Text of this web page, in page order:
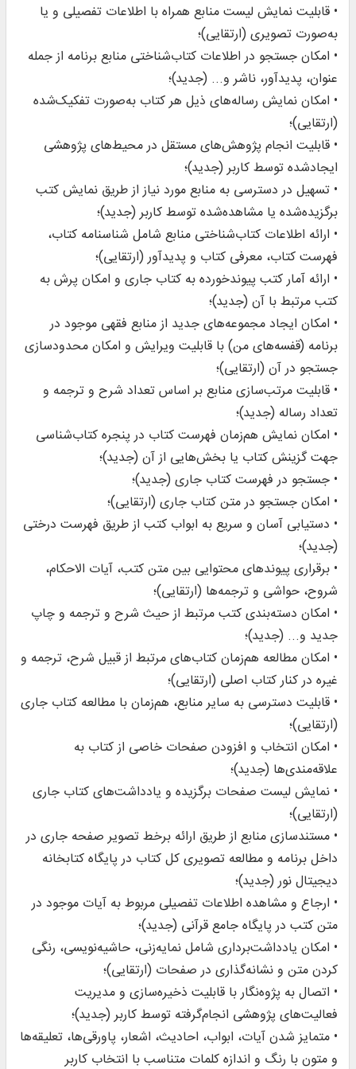
• قابلیت نمایش لیست منابع همراه با اطلاعات تفصیلی و یا
به‌صورت تصویری (ارتقایی)؛
• امکان جستجو در اطلاعات کتاب‌شناختی منابع برنامه از جمله
عنوان، پدیدآور، ناشر و... (جدید)؛
• امکان نمایش رساله‌های ذیل هر کتاب به‌صورت تفکیک‌شده
(ارتقایی)؛
• قابلیت انجام پژوهش‌های مستقل در محیط‌های پژوهشی
ایجادشده توسط کاربر (جدید)؛
• تسهیل در دسترسی به منابع مورد نیاز از طریق نمایش کتب
برگزیده‌شده یا مشاهده‌شده توسط کاربر (جدید)؛
• ارائه اطلاعات کتاب‌شناختی منابع شامل شناسنامه کتاب،
فهرست کتاب، معرفی کتاب و پدیدآور (ارتقایی)؛
• ارائه آمار کتب پیوندخورده به کتاب جاری و امکان پرش به
کتب مرتبط با آن (جدید)؛
• امکان ایجاد مجموعه‌های جدید از منابع فقهی موجود در
برنامه (قفسه‌های من) با قابلیت ویرایش و امکان محدودسازی
جستجو در آن (ارتقایی)؛
• قابلیت مرتب‌سازی منابع بر اساس تعداد شرح و ترجمه و
تعداد رساله (جدید)؛
• امکان نمایش هم‌زمان فهرست کتاب در پنجره کتاب‌شناسی
جهت گزینش کتاب یا بخش‌هایی از آن (جدید)؛
• جستجو در فهرست کتاب جاری (جدید)؛
• امکان جستجو در متن کتاب جاری (ارتقایی)؛
• دستیابی آسان و سریع به ابواب کتب از طریق فهرست درختی‌
(جدید)؛
• برقراری پیوندهای محتوایی بین متن کتب، آیات‌ الاحکام،
شروح، حواشی و ترجمه‌ها (ارتقایی)؛
• امکان دسته‌بندی کتب مرتبط از حیث شرح و ترجمه و چاپ
جدید و... (جدید)؛
• امکان مطالعه هم‌زمان کتاب‌های مرتبط از قبیل شرح، ترجمه و
غیره در کنار کتاب اصلی (ارتقایی)؛
• قابلیت دسترسی به سایر منابع، هم‌زمان با مطالعه کتاب جاری
(ارتقایی)؛
• امکان انتخاب و افزودن صفحات خاصی از کتاب به
علاقه‌مندی‌ها (جدید)؛
• نمایش لیست صفحات برگزیده و یادداشت‌های کتاب جاری
(ارتقایی)؛
• مستندسازی منابع از طریق ارائه برخط تصویر صفحه جاری در
داخل برنامه و مطالعه تصویری کل کتاب در پایگاه کتابخانه
دیجیتال نور (جدید)؛
• ارجاع و مشاهده اطلاعات تفصیلی مربوط به آیات موجود در
متن کتب در پایگاه جامع قرآنی (جدید)؛
• امکان یادداشت‌برداری شامل نمایه‌زنی، حاشیه‌نویسی، رنگی
کردن متن و نشانه‌گذاری در صفحات‌ (ارتقایی)؛
• اتصال به پژوه‌نگار با قابلیت ذخیره‌سازی و مدیریت
فعالیت‌های پژوهشی انجام‌گرفته توسط کاربر (جدید)؛
• متمایز شدن آیات، ابواب، احادیث، اشعار، پاورقی‌ها، تعلیقه‌ها
و متون با رنگ و اندازه‌ کلمات متناسب با انتخاب کاربر